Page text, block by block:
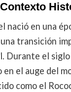
nació en una
transición
Durante el
en el auge del
como el